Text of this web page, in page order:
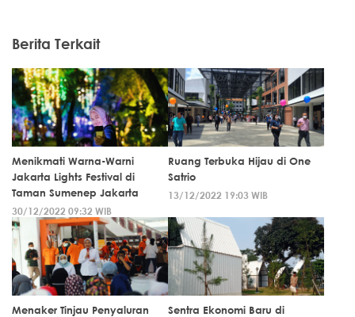
Berita Terkait
Menikmati Warna-Warni
Jakarta Lights Festival di
Taman Sumenep Jakarta
30/12/2022 09:32 WIB
Ruang Terbuka Hijau di One
Satrio
13/12/2022 19:03 WIB
Menaker Tinjau Penyaluran
Sentra Ekonomi Baru di